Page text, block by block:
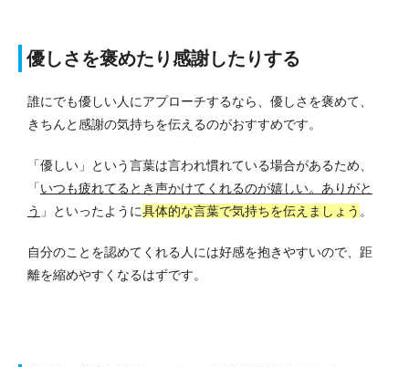
優しさを褒めたり感謝したりする
誰にでも優しい人にアプローチするなら、優しさを褒めて、
きちんと感謝の気持ちを伝えるのがおすすめです。
「優しい」という言葉は言われ慣れている場合があるため、
「いつも疲れてるとき声かけてくれるのが嬉しい。ありがと
う 」といったように具体的な言葉で気持ちを伝えましょう 。
自分のことを認めてくれる人には好感を抱きやすいので、距
離を縮めやすくなるはずです。